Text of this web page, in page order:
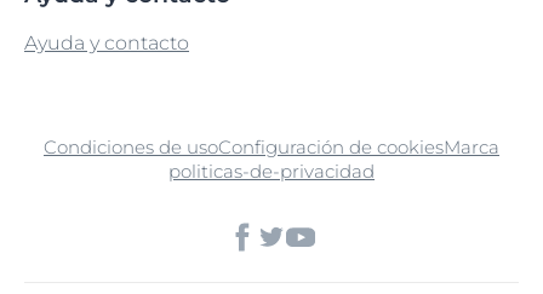
Ayuda y contacto
Condiciones de usoConfiguración de cookiesMarca
politicas-de-privacidad